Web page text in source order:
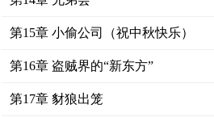
第15章 小偷公司（祝中秋快乐）
第16章 盗贼界的“新东方”
第17章 豺狼出笼